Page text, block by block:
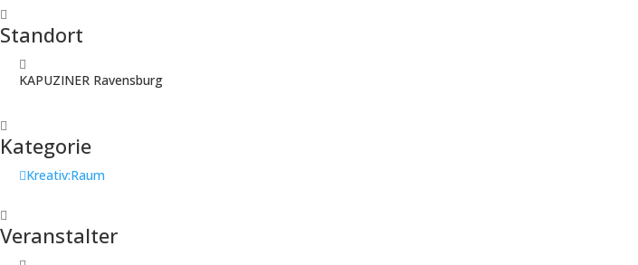
Standort
KAPUZINER Ravensburg
Kategorie
Kreativ:Raum
Veranstalter